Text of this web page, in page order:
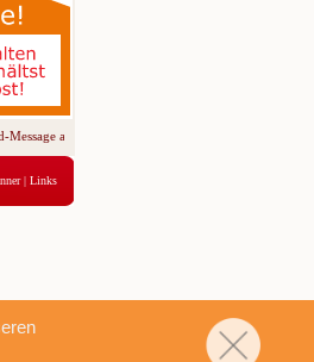
ab nur 5,95 € für 3 Tage!
| Links